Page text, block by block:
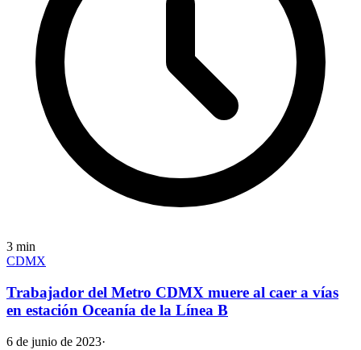
3 min
CDMX
Trabajador del Metro CDMX muere al caer a vías
en estación Oceanía de la Línea B
6 de junio de 2023·